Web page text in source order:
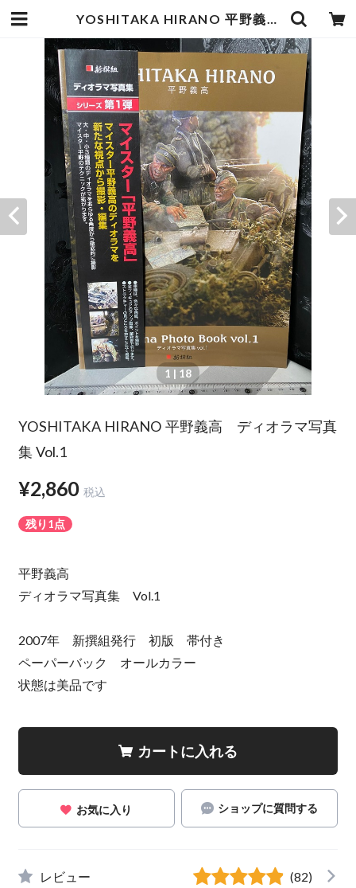
YOSHITAKA HIRANO 平野義高 ディオラマ写真集 Vol.1 | zbooks
1 | 18
YOSHITAKA HIRANO 平野義高 ディオラマ写真
集 Vol.1
¥2,860 税込
残り1点
平野義高
ディオラマ写真集 Vol.1
2007年 新撰組発行 初版 帯付き
ペーパーバック オールカラー
状態は美品です
カートに入れる
お気に入り ショップに質問する
レビュー (82)